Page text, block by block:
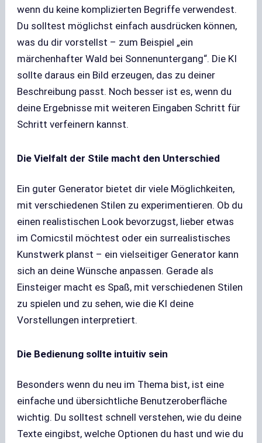
wenn du keine komplizierten Begriffe verwendest.
Du solltest möglichst einfach ausdrücken können,
was du dir vorstellst – zum Beispiel „ein
märchenhafter Wald bei Sonnenuntergang“. Die KI
sollte daraus ein Bild erzeugen, das zu deiner
Beschreibung passt. Noch besser ist es, wenn du
deine Ergebnisse mit weiteren Eingaben Schritt für
Schritt verfeinern kannst.
Die Vielfalt der Stile macht den Unterschied
Ein guter Generator bietet dir viele Möglichkeiten,
mit verschiedenen Stilen zu experimentieren. Ob du
einen realistischen Look bevorzugst, lieber etwas
im Comicstil möchtest oder ein surrealistisches
Kunstwerk planst – ein vielseitiger Generator kann
sich an deine Wünsche anpassen. Gerade als
Einsteiger macht es Spaß, mit verschiedenen Stilen
zu spielen und zu sehen, wie die KI deine
Vorstellungen interpretiert.
Die Bedienung sollte intuitiv sein
Besonders wenn du neu im Thema bist, ist eine
einfache und übersichtliche Benutzeroberfläche
wichtig. Du solltest schnell verstehen, wie du deine
Texte eingibst, welche Optionen du hast und wie du